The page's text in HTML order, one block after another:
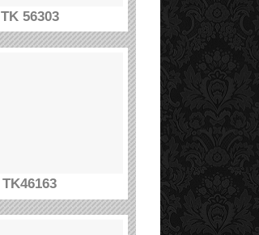
TK 56303
TK46163